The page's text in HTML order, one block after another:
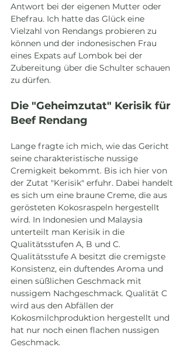
Antwort bei der eigenen Mutter oder
Ehefrau. Ich hatte das Glück eine
Vielzahl von Rendangs probieren zu
können und der indonesischen Frau
eines Expats auf Lombok bei der
Zubereitung über die Schulter schauen
zu dürfen.
Die "Geheimzutat" Kerisik für
Beef Rendang
Lange fragte ich mich, wie das Gericht
seine charakteristische nussige
Cremigkeit bekommt. Bis ich hier von
der Zutat "Kerisik" erfuhr. Dabei handelt
es sich um eine braune Creme, die aus
gerösteten Kokosraspeln hergestellt
wird. In Indonesien und Malaysia
unterteilt man Kerisik in die
Qualitätsstufen A, B und C.
Qualitätsstufe A besitzt die cremigste
Konsistenz, ein duftendes Aroma und
einen süßlichen Geschmack mit
nussigem Nachgeschmack. Qualität C
wird aus den Abfällen der
Kokosmilchproduktion hergestellt und
hat nur noch einen flachen nussigen
Geschmack.